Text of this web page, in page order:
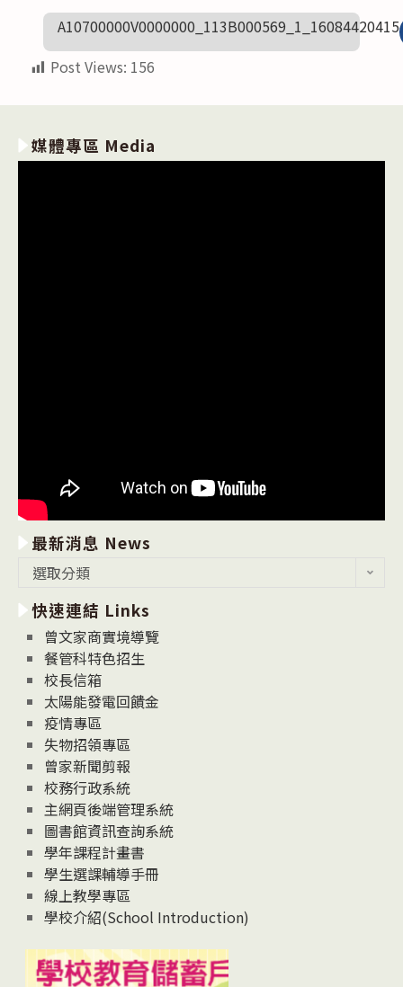
A10700000V0000000_113B000569_1_16084420415
Post Views: 156
媒體專區 Media
最新消息 News
消
息
News
選取分類
快速連結 Links
曾文家商實境導覽
餐管科特色招生
校長信箱
太陽能發電回饋金
疫情專區
失物招領專區
曾家新聞剪報
校務行政系統
主網頁後端管理系統
圖書館資訊查詢系統
學年課程計畫書
學生選課輔導手冊
線上教學專區
學校介紹(School Introduction)